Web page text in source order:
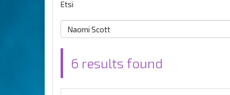
Etsi
6 results found